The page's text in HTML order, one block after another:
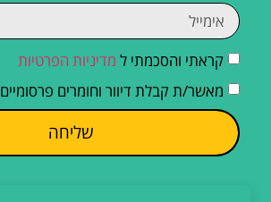
קראתי והסכמתי ל מדיניות הפרטיות
מאשר/ת קבלת דיוור וחומרים פרסומיים
שליחה